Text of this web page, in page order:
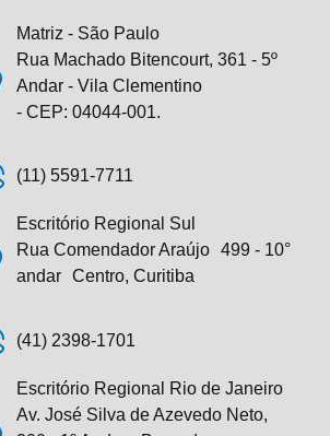
Matriz - São Paulo
Rua Machado Bitencourt, 361 - 5º
Andar - Vila Clementino
- CEP: 04044-001.
(11) 5591-7711
Escritório Regional Sul
Rua Comendador Araújo 499 - 10°
andar Centro, Curitiba
(41) 2398-1701
Escritório Regional Rio de Janeiro
Av. José Silva de Azevedo Neto,